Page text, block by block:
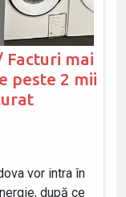
Facturi mai
peste 2 mii
vor intra în
după ce